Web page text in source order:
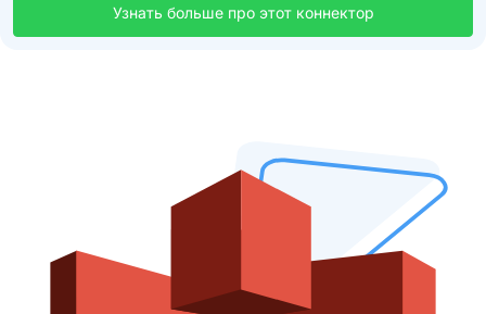
Узнать больше про этот коннектор